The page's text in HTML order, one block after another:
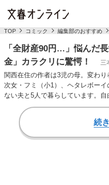
TOP コミック 編集部のおすすめ
「全財産90円…」悩んだ
金」カラクリに驚愕！
三
関西在住の作者は3児の母。変わ
次女・フミ（小1）、ヘタレボー
ない夫と5人で暮らしています。
の一幕をご…
続